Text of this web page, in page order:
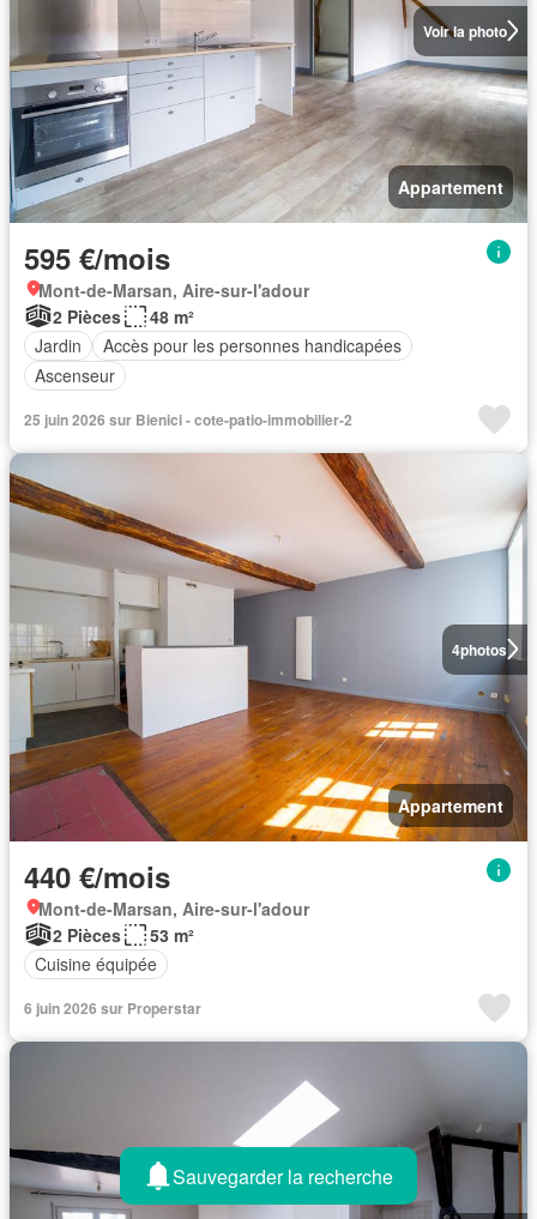
Voir la photo
Appartement
595 €/mois
Mont-de-Marsan, Aire-sur-l'adour
2 Pièces
48 m²
Jardin
Accès pour les personnes handicapées
Ascenseur
25 juin 2026 sur Bienici - cote-patio-immobilier-2
4photos
Appartement
440 €/mois
Mont-de-Marsan, Aire-sur-l'adour
2 Pièces
53 m²
Cuisine équipée
6 juin 2026 sur Properstar
Sauvegarder la recherche